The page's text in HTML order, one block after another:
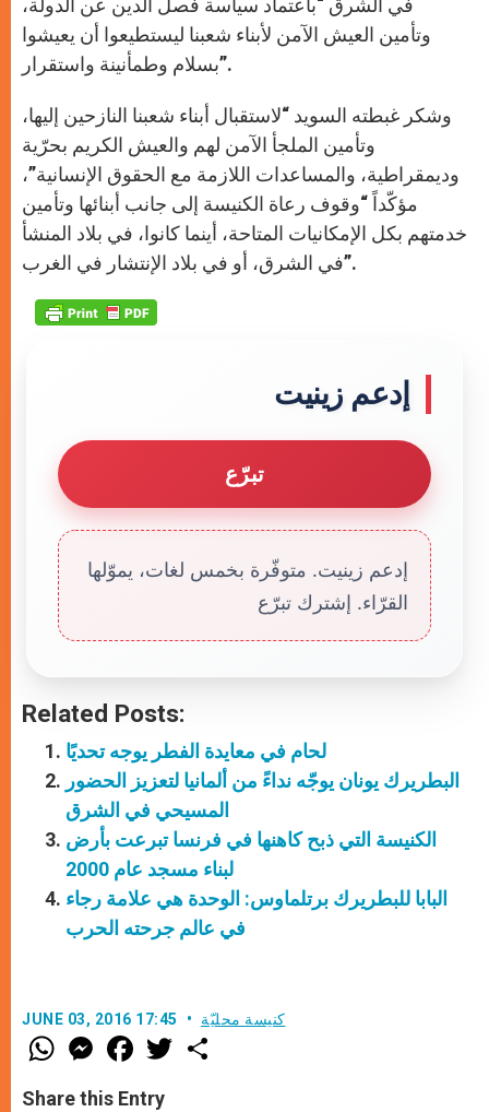
في الشرق “باعتماد سياسة فصل الدين عن الدولة،
وتأمين العيش الآمن لأبناء شعبنا ليستطيعوا أن يعيشوا
بسلام وطمأنينة واستقرار”.
وشكر غبطته السويد “لاستقبال أبناء شعبنا النازحين إليها،
وتأمين الملجأ الآمن لهم والعيش الكريم بحرّية
وديمقراطية، والمساعدات اللازمة مع الحقوق الإنسانية”،
مؤكّداً “وقوف رعاة الكنيسة إلى جانب أبنائها وتأمين
خدمتهم بكل الإمكانيات المتاحة، أينما كانوا، في بلاد المنشأ
في الشرق، أو في بلاد الإنتشار في الغرب”.
إدعم زينيت
تبرّع
إدعم زينيت. متوفّرة بخمس لغات، يموّلها
القرّاء. إشترك تبرّع
Related Posts:
لحام في معايدة الفطر يوجه تحديًا
البطريرك يونان يوجّه نداءً من ألمانيا لتعزيز الحضور
المسيحي في الشرق
الكنيسة التي ذبح كاهنها في فرنسا تبرعت بأرض
لبناء مسجد عام 2000
البابا للبطريرك برتلماوس: الوحدة هي علامة رجاء
في عالم جرحته الحرب
JUNE 03, 2016 17:45 كنيسة محليّة
W
h
t
M
e
s
F
a
e
w
Share this Entry